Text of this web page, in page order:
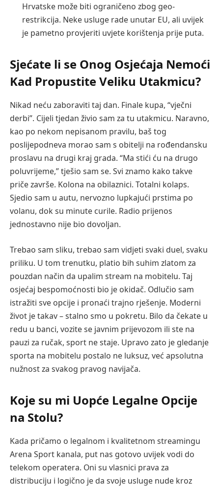
Hrvatske može biti ograničeno zbog geo-
restrikcija. Neke usluge rade unutar EU, ali uvijek
je pametno provjeriti uvjete korištenja prije puta.
Sjećate li se Onog Osjećaja Nemoći
Kad Propustite Veliku Utakmicu?
Nikad neću zaboraviti taj dan. Finale kupa, “vječni
derbi”. Cijeli tjedan živio sam za tu utakmicu. Naravno,
kao po nekom nepisanom pravilu, baš tog
poslijepodneva morao sam s obitelji na rođendansku
proslavu na drugi kraj grada. “Ma stići ću na drugo
poluvrijeme,” tješio sam se. Svi znamo kako takve
priče završe. Kolona na obilaznici. Totalni kolaps.
Sjedio sam u autu, nervozno lupkajući prstima po
volanu, dok su minute curile. Radio prijenos
jednostavno nije bio dovoljan.
Trebao sam sliku, trebao sam vidjeti svaki duel, svaku
priliku. U tom trenutku, platio bih suhim zlatom za
pouzdan način da upalim stream na mobitelu. Taj
osjećaj bespomoćnosti bio je okidač. Odlučio sam
istražiti sve opcije i pronaći trajno rješenje. Moderni
život je takav – stalno smo u pokretu. Bilo da čekate u
redu u banci, vozite se javnim prijevozom ili ste na
pauzi za ručak, sport ne staje. Upravo zato je gledanje
sporta na mobitelu postalo ne luksuz, već apsolutna
nužnost za svakog pravog navijača.
Koje su mi Uopće Legalne Opcije
na Stolu?
Kada pričamo o legalnom i kvalitetnom streamingu
Arena Sport kanala, put nas gotovo uvijek vodi do
telekom operatera. Oni su vlasnici prava za
distribuciju i logično je da svoje usluge nude kroz